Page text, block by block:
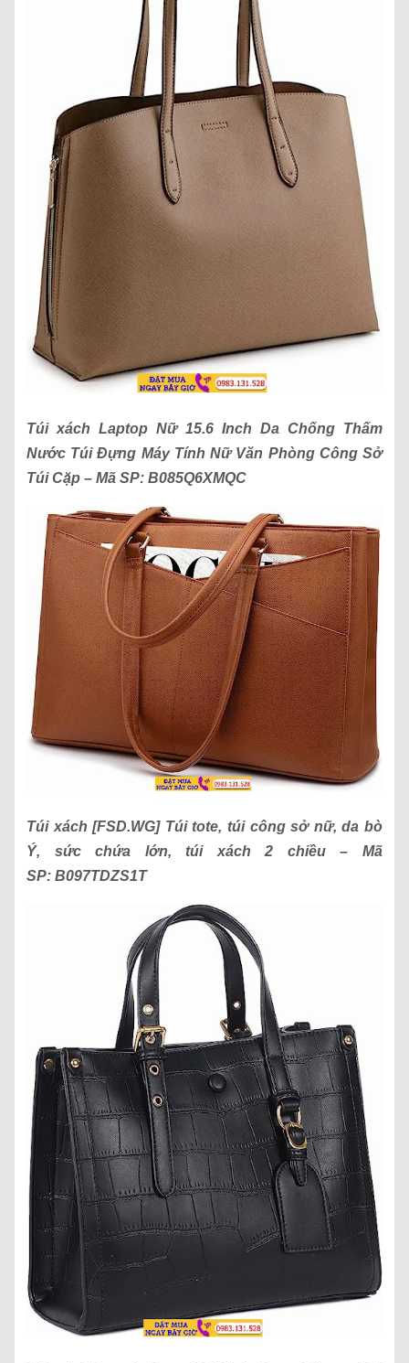
Túi xách Laptop Nữ 15.6 Inch Da Chống Thấm
Nước Túi Đựng Máy Tính Nữ Văn Phòng Công Sở
Túi Cặp – Mã SP: B085Q6XMQC
Túi xách[FSD.WG] Túi tote, túi công sở nữ, da bò
Ý, sức chứa lớn, túi xách 2 chiều– Mã
SP: B097TDZS1T